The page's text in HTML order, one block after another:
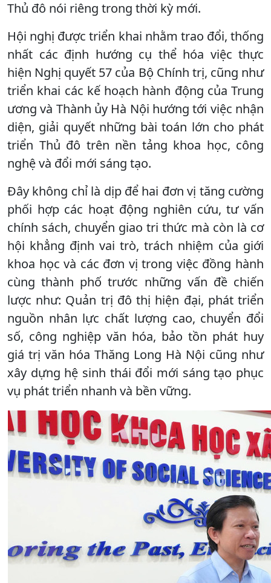
Thủ đô nói riêng trong thời kỳ mới.
Hội nghị được triển khai nhằm trao đổi, thống
nhất các định hướng cụ thể hóa việc thực
hiện Nghị quyết 57 của Bộ Chính trị, cũng như
triển khai các kế hoạch hành động của Trung
ương và Thành ủy Hà Nội hướng tới việc nhận
diện, giải quyết những bài toán lớn cho phát
triển Thủ đô trên nền tảng khoa học, công
nghệ và đổi mới sáng tạo.
Đây không chỉ là dịp để hai đơn vị tăng cường
phối hợp các hoạt động nghiên cứu, tư vấn
chính sách, chuyển giao tri thức mà còn là cơ
hội khẳng định vai trò, trách nhiệm của giới
khoa học và các đơn vị trong việc đồng hành
cùng thành phố trước những vấn đề chiến
lược như: Quản trị đô thị hiện đại, phát triển
nguồn nhân lực chất lượng cao, chuyển đổi
số, công nghiệp văn hóa, bảo tồn phát huy
giá trị văn hóa Thăng Long Hà Nội cũng như
xây dựng hệ sinh thái đổi mới sáng tạo phục
vụ phát triển nhanh và bền vững.